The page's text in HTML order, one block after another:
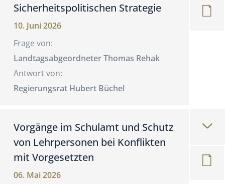
Sicherheitspolitischen Strategie
10. Juni 2026
Frage von:
Landtagsabgeordneter Thomas Rehak
Antwort von:
Regierungsrat Hubert Büchel
Vorgänge im Schulamt und Schutz
von Lehrpersonen bei Konflikten
mit Vorgesetzten
06. Mai 2026